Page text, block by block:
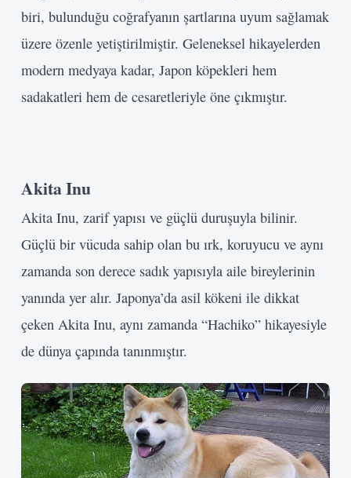
biri, bulunduğu coğrafyanın şartlarına uyum sağlamak
üzere özenle yetiştirilmiştir. Geleneksel hikayelerden
modern medyaya kadar, Japon köpekleri hem
sadakatleri hem de cesaretleriyle öne çıkmıştır.
Akita Inu
Akita Inu, zarif yapısı ve güçlü duruşuyla bilinir.
Güçlü bir vücuda sahip olan bu ırk, koruyucu ve aynı
zamanda son derece sadık yapısıyla aile bireylerinin
yanında yer alır. Japonya’da asil kökeni ile dikkat
çeken Akita Inu, aynı zamanda “Hachiko” hikayesiyle
de dünya çapında tanınmıştır.